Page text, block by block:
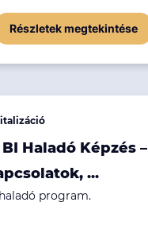
Részletek megtekintése
Haladó Képzés –
...
program.